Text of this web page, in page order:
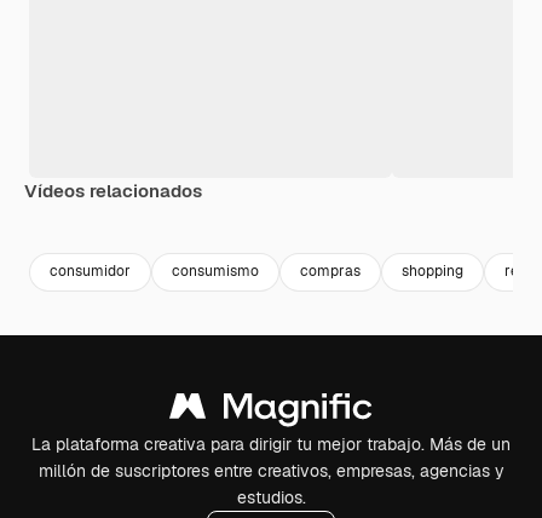
Vídeos relacionados
consumidor consumismo compras shopping retail
La plataforma creativa para dirigir tu mejor trabajo. Más de un
millón de suscriptores entre creativos, empresas, agencias y
estudios.